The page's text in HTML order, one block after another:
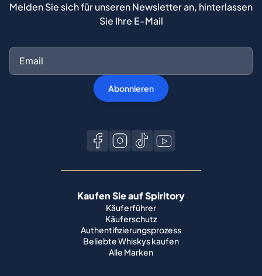
Melden Sie sich für unseren Newsletter an, hinterlassen
Sie Ihre E-Mail
Abonnieren
Kaufen Sie auf Spiritory
Käuferführer
Käuferschutz
Authentifizierungsprozess
Beliebte Whiskys kaufen
Alle Marken